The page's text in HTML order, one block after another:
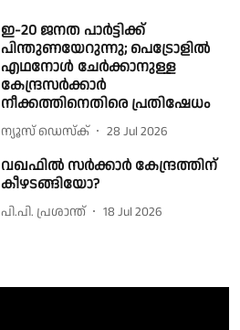
ഇ-20 ജനത പാർട്ടിക്ക്
പിന്തുണയേറുന്നു; പെട്രോളിൽ
എഥനോൾ ചേർക്കാനുള്ള
കേന്ദ്രസർക്കാർ
നീക്കത്തിനെതിരെ പ്രതിഷേധം
ന്യൂസ് ഡെസ്ക് 28 Jul 2026
വഖഫിൽ സർക്കാർ കേന്ദ്രത്തിന്
കീഴടങ്ങിയോ?
പി.പി. പ്രശാന്ത് 18 Jul 2026